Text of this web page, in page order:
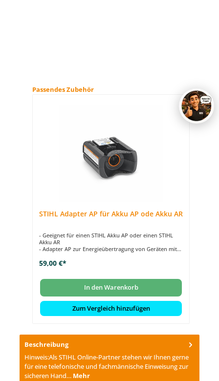
Produktgalerie überspringen
Passendes Zubehör
STIHL Adapter AP für Akku AP ode Akku AR
- Geeignet für einen STIHL Akku AP oder einen STIHL
Akku AR
- Adapter AP zur Energieübertragung von Geräten mit
- Energieübertagung per Gürteltasche AP mit
59,00 €*
In den Warenkorb
Zum Vergleich hinzufügen
Beschreibung
Hinweis:Als STIHL Online-Partner stehen wir Ihnen gerne
für eine telefonische und fachmännische Einweisung zur
sicheren Hand… Mehr